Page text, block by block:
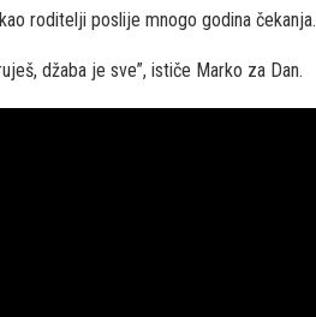
roditelji poslije mnogo godina čekanja.
džaba je sve”, ističe Marko za Dan.